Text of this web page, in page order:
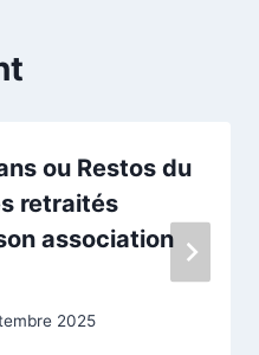
ou Restos du
retraités
association
2025